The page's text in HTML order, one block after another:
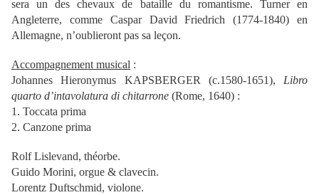
sera un des chevaux de bataille du romantisme. Turner en
Angleterre, comme Caspar David Friedrich (1774-1840) en
Allemagne, n’oublieront pas sa leçon.
Accompagnement musical :
Johannes Hieronymus KAPSBERGER (c.1580-1651), Libro
quarto d’intavolatura di chitarrone (Rome, 1640) :
1. Toccata prima
2. Canzone prima
Rolf Lislevand, théorbe.
Guido Morini, orgue & clavecin.
Lorentz Duftschmid, violone.